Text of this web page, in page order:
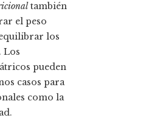
también
el peso
los
Los
pueden
casos para
como la